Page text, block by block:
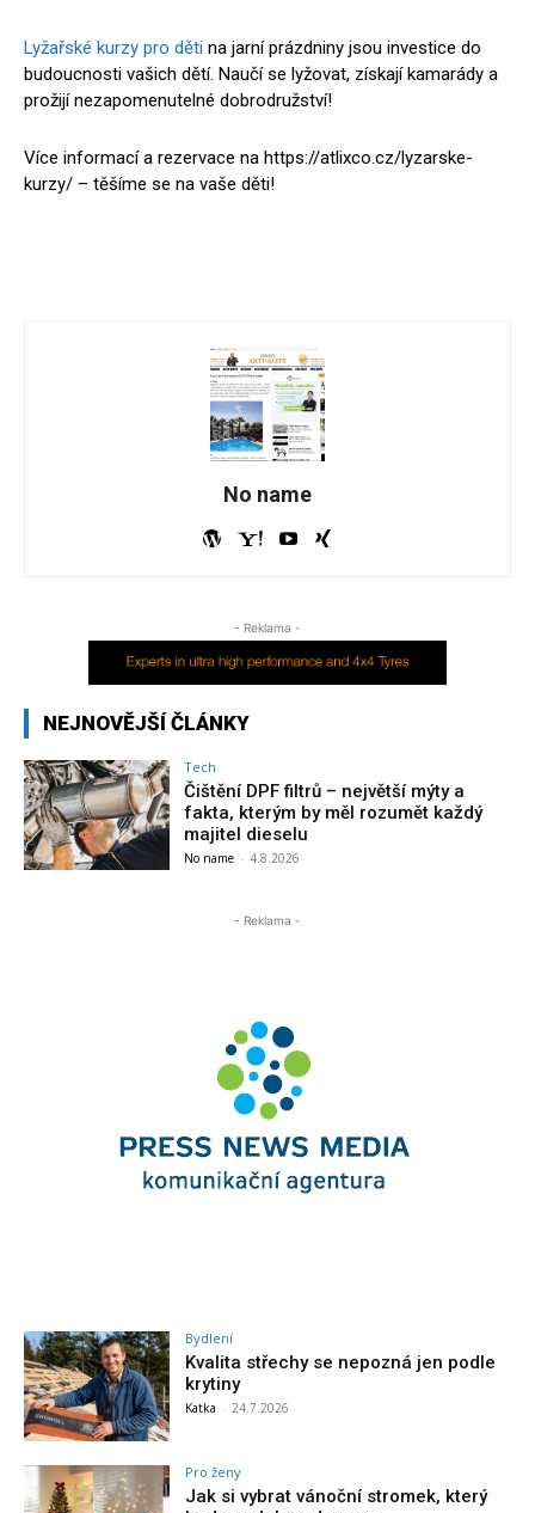
Lyžařské kurzy pro děti na jarní prázdniny jsou investice do
budoucnosti vašich dětí. Naučí se lyžovat, získají kamarády a
prožijí nezapomenutelné dobrodružství!
Více informací a rezervace na https://atlixco.cz/lyzarske-
kurzy/ – těšíme se na vaše děti!
No name
- Reklama -
NEJNOVĚJŠÍ ČLÁNKY
Tech
Čištění DPF filtrů – největší mýty a
fakta, kterým by měl rozumět každý
majitel dieselu
No name - 4.8.2026
- Reklama -
Bydlení
Kvalita střechy se nepozná jen podle
krytiny
Katka - 24.7.2026
Pro ženy
Jak si vybrat vánoční stromek, který